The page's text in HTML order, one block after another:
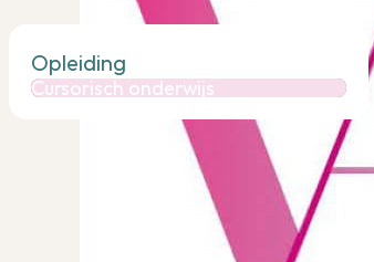
Opleiding
Cursorisch onderwijs